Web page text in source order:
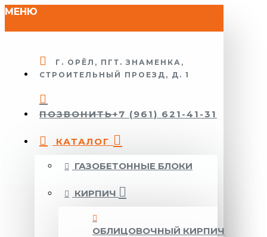
МЕНЮ
Г. ОРЁЛ, ПГТ. ЗНАМЕНКА,
СТРОИТЕЛЬНЫЙ ПРОЕЗД, Д. 1
ПОЗВОНИТЬ+7 (961) 621-41-31
КАТАЛОГ
ГАЗОБЕТОННЫЕ БЛОКИ
КИРПИЧ
ОБЛИЦОВОЧНЫЙ КИРПИЧ